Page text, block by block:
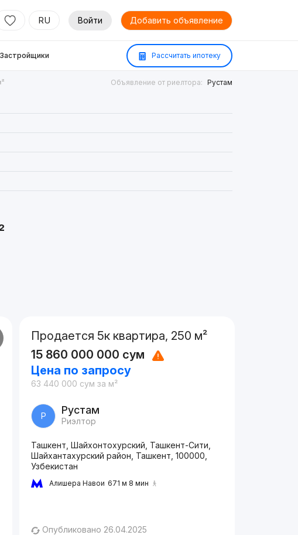
RU Войти Добавить объявление
Застройщики Рассчитать ипотеку
Объявление от риелтора: Рустам
Продается 5к квартира, 250 м²
15 860 000 000 сум
Цена по запросу
63 440 000 сум за м²
Р Рустам
Риэлтор
Ташкент, Шайхонтохурский, Ташкент-Сити,
Шайхантахурский район, Ташкент, 100000,
Узбекистан
Алишера Навои 671 м 8 мин
Опубликовано 26.04.2025